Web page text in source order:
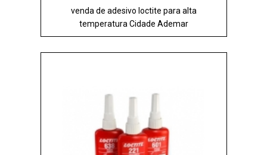
venda de adesivo loctite para alta
temperatura Cidade Ademar